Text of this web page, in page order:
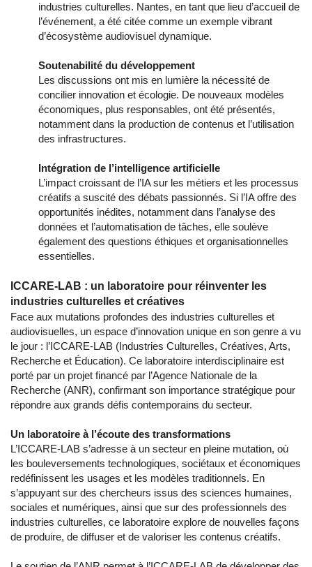
industries culturelles. Nantes, en tant que lieu d’accueil de
l’événement, a été citée comme un exemple vibrant
d’écosystème audiovisuel dynamique.
Soutenabilité du développement
Les discussions ont mis en lumière la nécessité de
concilier innovation et écologie. De nouveaux modèles
économiques, plus responsables, ont été présentés,
notamment dans la production de contenus et l’utilisation
des infrastructures.
Intégration de l’intelligence artificielle
L’impact croissant de l’IA sur les métiers et les processus
créatifs a suscité des débats passionnés. Si l’IA offre des
opportunités inédites, notamment dans l’analyse des
données et l’automatisation de tâches, elle soulève
également des questions éthiques et organisationnelles
essentielles.
ICCARE-LAB : un laboratoire pour réinventer les
industries culturelles et créatives
Face aux mutations profondes des industries culturelles et
audiovisuelles, un espace d’innovation unique en son genre a vu
le jour : l’ICCARE-LAB (Industries Culturelles, Créatives, Arts,
Recherche et Éducation). Ce laboratoire interdisciplinaire est
porté par un projet financé par l’Agence Nationale de la
Recherche (ANR), confirmant son importance stratégique pour
répondre aux grands défis contemporains du secteur.
Un laboratoire à l’écoute des transformations
L’ICCARE-LAB s’adresse à un secteur en pleine mutation, où
les bouleversements technologiques, sociétaux et économiques
redéfinissent les usages et les modèles traditionnels. En
s’appuyant sur des chercheurs issus des sciences humaines,
sociales et numériques, ainsi que sur des professionnels des
industries culturelles, ce laboratoire explore de nouvelles façons
de produire, de diffuser et de valoriser les contenus créatifs.